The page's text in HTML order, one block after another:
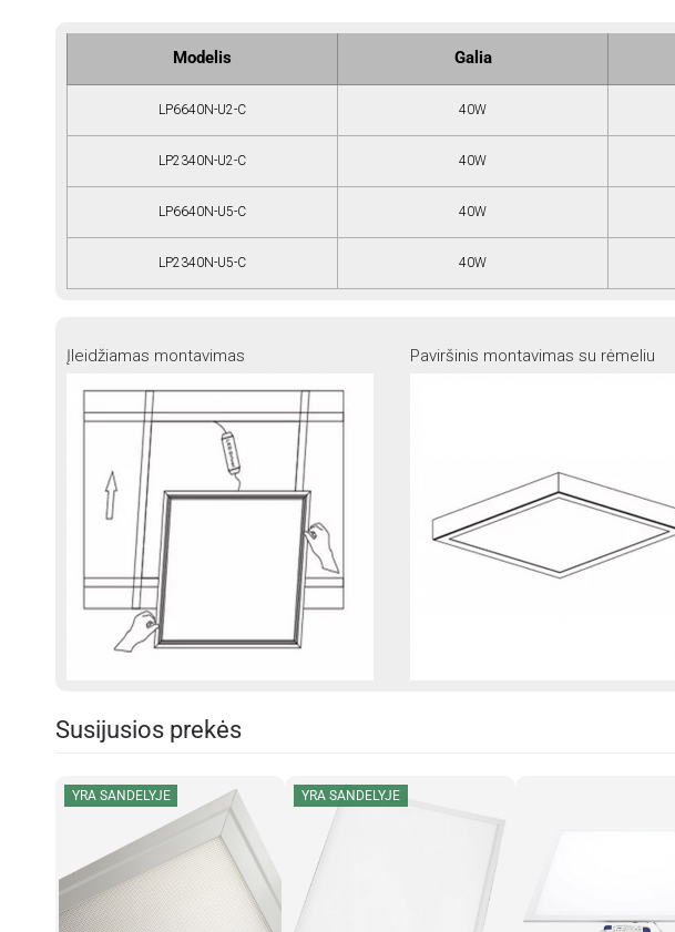
Modelis Galia
LP6640N-U2-C 40W
LP2340N-U2-C 40W
LP6640N-U5-C 40W
LP2340N-U5-C 40W
Įleidžiamas montavimas Paviršinis montavimas su rėmeliu
Susijusios prekės
YRA SANDELYJE YRA SANDELYJE